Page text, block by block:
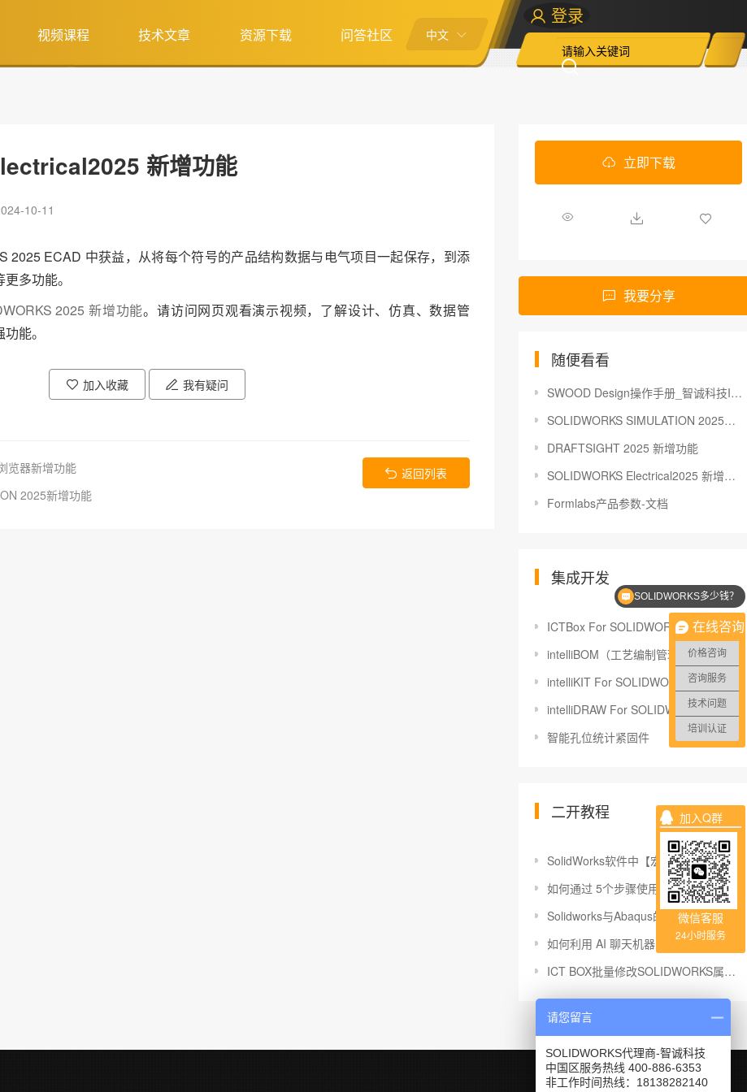
视频课程 技术文章 资源下载 问答社区 中文
登录
新增功能
10-11
2025 ECAD 中获益，从将每个符号的产品结构数据与电气项目一起保存，到添
多功能。
2025 新增功能。请访问网页观看演示视频，了解设计、仿真、数据管
能。
加入收藏 我有疑问
览器新增功能
2025新增功能
返回列表
立即下载
我要分享
随便看看
SWOOD Design操作手册_智诚科技ICT
SOLIDWORKS SIMULATION 2025新增功能
DRAFTSIGHT 2025 新增功能
SOLIDWORKS Electrical2025 新增功能
Formlabs产品参数-文档
集成开发
ICTBox For SOLIDWORKS
intelliBOM（工艺编制管理系统）
intelliKIT For SOLIDWORKS PDM
intelliDRAW For SOLIDWORKS
智能孔位统计紧固件
二开教程
SolidWorks软件中【宏】的使用说明与注意事项汇总
如何通过 5个步骤使用API和宏实现SOLIDWORKS自动化
Solidworks与Abaqus的接口如何使用
如何利用 AI 聊天机器人来帮助完成 SOLIDWORKS 日常任务？
ICT BOX批量修改SOLIDWORKS属性名称及注意事项
加入Q群
微信客服
24小时服务
在线咨询
价格咨询
咨询服务
技术问题
培训认证
SOLIDWORKS优惠价格
SOLIDWORKS多少钱？
请您留言
SOLIDWORKS代理商-智诚科技
中国区服务热线 400-886-6353
非工作时间热线：18138282140